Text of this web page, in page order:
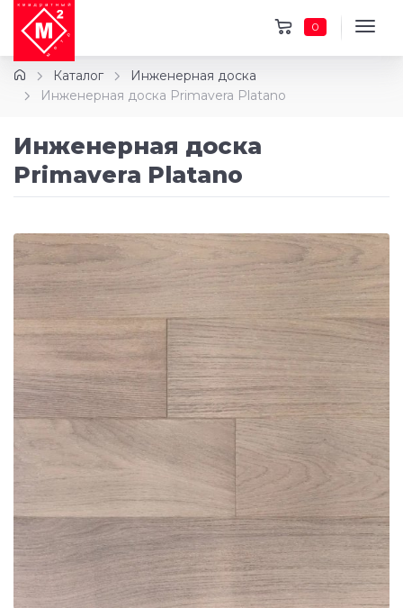
0
Каталог
Инженерная доска
Инженерная доска Primavera Platano
Инженерная доска
Primavera Platano